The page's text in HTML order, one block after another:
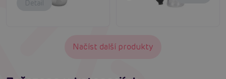
Detail
Načíst další produkty